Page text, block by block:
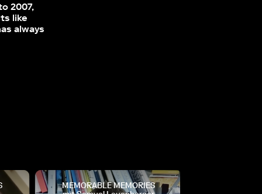
2007,
like
always
MEMORABLE MEMORIES